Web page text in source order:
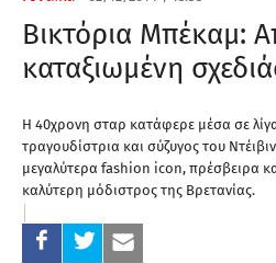
Βικτόρια Μπέκαμ:
καταξιωμένη
Η 40χρονη σταρ κατάφερε μέσα σε
τραγουδίστρια και σύζυγος του
μεγαλύτερα fashion icon, πρέσβειρα
καλύτερη μόδιστρος της Βρετανίας.